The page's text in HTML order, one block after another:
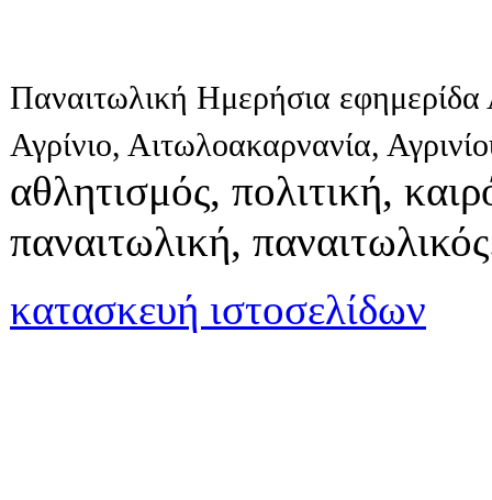
Παναιτωλική Ημερήσια εφημερίδα
Αγρίνιο, Αιτωλοακαρνανία,
αθλητισμός, πολιτική,
παναιτωλική,
κατασκευή ιστοσελίδων